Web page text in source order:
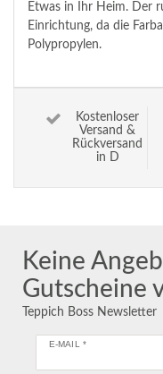
Etwas in Ihr Heim. Der
Einrichtung, da die
Polypropylen.
Kostenloser
Versand &
Rückversand
in D
Keine
Gutscheine
Teppich Boss Newsletter
E-MAIL *